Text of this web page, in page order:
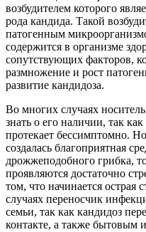
возбудителем которого
рода кандида. Такой
патогенным
содержится в организме
сопутствующих факторов,
размножение и рост
развитие кандидоза.
Во многих случаях
знать о его наличии, так
протекает бессимптомно.
создалась благоприятная
дрожжеподобного грибка,
проявляются достаточно
том, что начинается острая
случаях переносчик
семьи, так как кандидоз
контакте, а также бытовым